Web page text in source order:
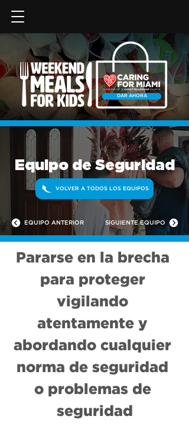
DAR AHORA
Equipo de Seguridad
VOLVER A TODOS LOS EQUIPOS
EQUIPO ANTERIOR SIGUIENTE EQUIPO
Pararse en la brecha
para proteger
vigilando
atentamente y
abordando cualquier
norma de seguridad
o problemas de
seguridad